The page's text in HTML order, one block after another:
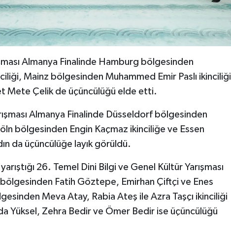
Almanya Finalinde Hamburg bölgesinden
Mainz bölgesinden Muhammed Emir Paslı ikinciliği
Mete Çelik de üçüncülüğü elde etti.
Almanya Finalinde Düsseldorf bölgesinden
bölgesinden Engin Kaçmaz ikinciliğe ve Essen
da üçüncülüğe layık görüldü.
26. Temel Dini Bilgi ve Genel Kültür Yarışması
Fatih Göztepe, Emirhan Çiftçi ve Enes
Meva Atay, Rabia Ateş ile Azra Taşçı ikinciliği
Yüksel, Zehra Bedir ve Ömer Bedir ise üçüncülüğü